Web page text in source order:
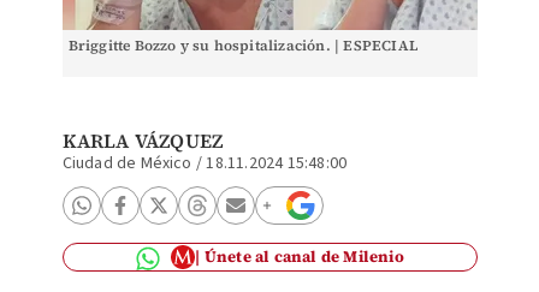
Briggitte Bozzo y su hospitalización. | ESPECIAL
KARLA VÁZQUEZ
Ciudad de México /18.11.2024 15:48:00
Únete al canal de Milenio